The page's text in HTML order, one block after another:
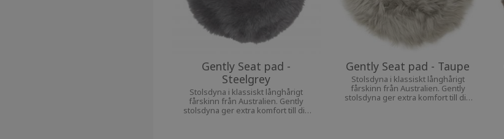
Gently Seat pad -
Steelgrey
Stolsdyna i klassiskt långhårigt
fårskinn från Australien. Gently
stolsdyna ger extra komfort till din
Gently Seat pad - Taupe
Stolsdyna i klassiskt långhårigt
fårskinn från Australien. Gently
stolsdyna ger extra komfort till din